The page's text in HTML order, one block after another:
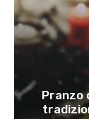
Pranzo